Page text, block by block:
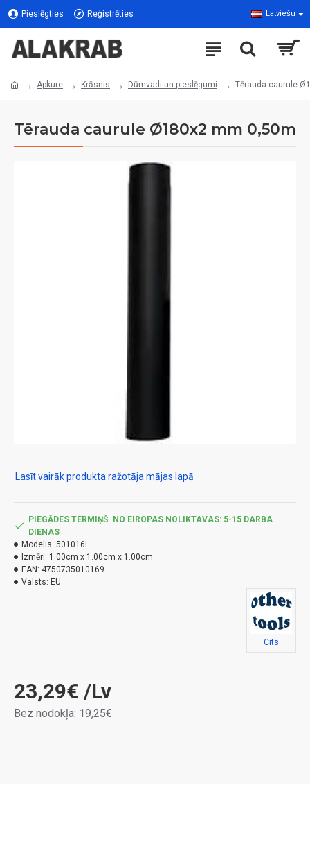
Pieslēgties Reģistrēties Latviešu
Apkure Krāsnis Dūmvadi un pieslēgumi Tērauda caurule
Tērauda caurule Ø180x2 mm 0,50m
Lasīt vairāk produkta ražotāja mājas lapā
23,29€ /Lv
Bez nodokļa: 19,25€
PIEGĀDES TERMIŅŠ. NO EIROPAS NOLIKTAVAS: 5-15 DARBA
DIENAS
Modelis: 501016i
Izmēri: 1.00cm x 1.00cm x 1.00cm
EAN: 4750735010169
Valsts: EU
Cits